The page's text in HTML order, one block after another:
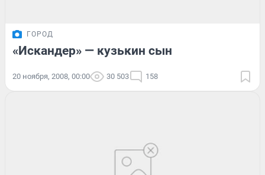
ГОРОД
«Искандер» — кузькин сын
20 ноября, 2008, 00:00 30 503 158